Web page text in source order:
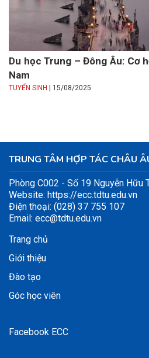
Du học Trung – Đông Âu: Cơ
Nam
TUYỂN SINH | 15/08/2025
TRUNG TÂM HỢP TÁC CHÂU
Phòng C002 - Số 19 Nguyễn Hữu
Website: https://ecc.tdtu.edu.vn
Điện thoại: (028) 37 755 107
Email: ecc@tdtu.edu.vn
Trang chủ
Giới thiệu
Đào tạo
Góc học viên
Facebook ECC